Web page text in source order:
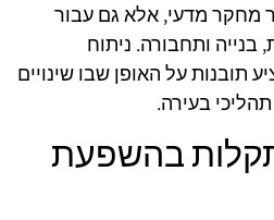
מחקר מדעי, אלא גם עבור
ותחבורה. ניתוח
תובנות על האופן שבו שינויים
בעירה.
בהשפעת